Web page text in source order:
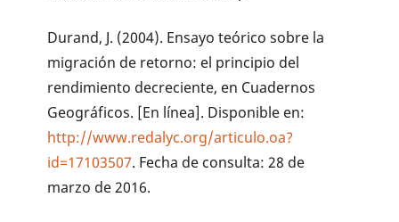
Durand, J. (2004). Ensayo teórico sobre la
migración de retorno: el principio del
rendimiento decreciente, en Cuadernos
Geográficos. [En línea]. Disponible en:
http://www.redalyc.org/articulo.oa?
id=17103507. Fecha de consulta: 28 de
marzo de 2016.